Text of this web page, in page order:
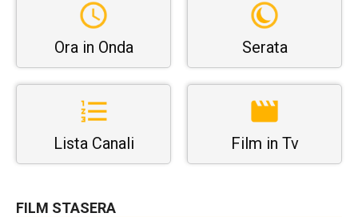
Ora in Onda Serata
Lista Canali Film in Tv
FILM STASERA